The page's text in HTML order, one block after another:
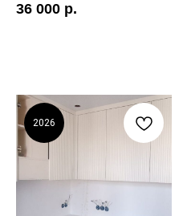
36 000 р.
2026